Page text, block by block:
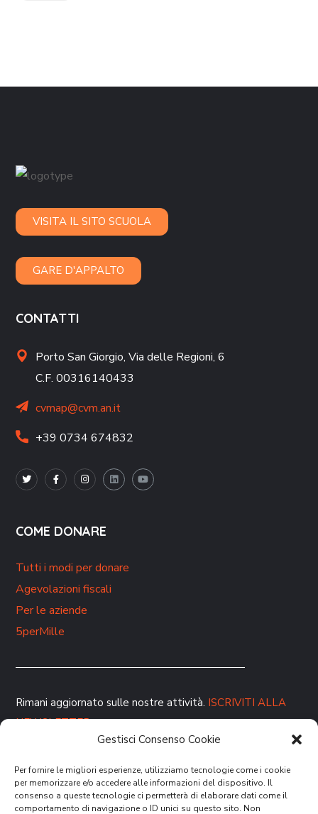
Gestisci Consenso Cookie
Per fornire le migliori esperienze, utilizziamo tecnologie come i cookie
per memorizzare e/o accedere alle informazioni del dispositivo. Il
consenso a queste tecnologie ci permetterà di elaborare dati come il
comportamento di navigazione o ID unici su questo sito. Non
VISITA IL SITO SCUOLA
GARE D'APPALTO
CONTATTI
Porto San Giorgio,Via delle Regioni, 6
C.F. 00316140433
cvmap@cvm.an.it
+39 0734 674832
COME DONARE
Tutti i modi per donare
Agevolazioni fiscali
Per le aziende
5perMille
Rimani aggiornato sulle nostre attività. ISCRIVITI ALLA
NEWSLETTER